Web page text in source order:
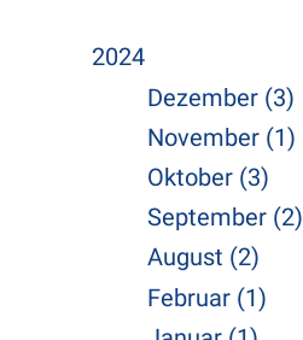
2024
Dezember (3)
November (1)
Oktober (3)
September (2)
August (2)
Februar (1)